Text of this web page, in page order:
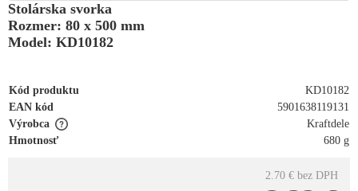
Stolárska svorka
Rozmer: 80 x 500 mm
Model: KD10182
Kód produktu
KD10182
EAN kód
5901638119131
Výrobca
Kraftdele
Hmotnosť
680 g
2.70 € bez DPH